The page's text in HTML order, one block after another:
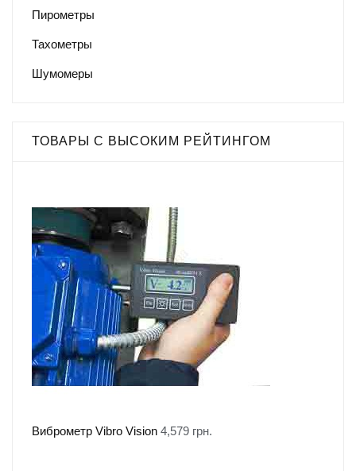
Пирометры
Тахометры
Шумомеры
ТОВАРЫ С ВЫСОКИМ РЕЙТИНГОМ
Виброметр Vibro Vision 4,579 грн.